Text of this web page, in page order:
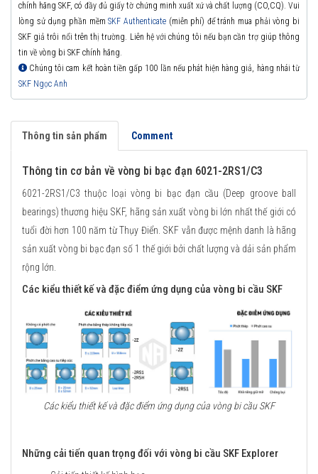
chính hãng SKF, có đầy đủ giấy tờ chứng minh xuất xứ và chất lượng (CO,CQ). Vui
lòng sử dụng phần mềmSKF Authenticate(miễn phí) để tránh mua phải vòng bi
SKF giả trôi nổi trên thị trường. Liên hệ với chúng tôi nếu bạn cần trợ giúp thông
tin về vòng bi SKF chính hãng.
Chúng tôi cam kết hoàn tiền gấp 100 lần nếu phát hiện hàng giả, hàng nhái từ
SKF Ngọc Anh
Thông tin sản phẩm Comment
Thông tin cơ bản về vòng bi bạc đạn 6021-2RS1/C3
6021-2RS1/C3 thuộc loại vòng bi bạc đạn cầu (Deep groove ball
bearings) thương hiệu SKF, hãng sản xuất vòng bi lớn nhất thế giới có
tuổi đời hơn 100 năm từ Thụy Điển. SKF vẫn được mệnh danh là hãng
sản xuất vòng bi bạc đạn số 1 thế giới bởi chất lượng và dải sản phẩm
rộng lớn.
Các kiểu thiết kế và đặc điểm ứng dụng của vòng bi cầu SKF
Các kiểu thiết kế và đặc điểm ứng dụng của vòng bi cầu SKF
Những cải tiến quan trọng đối với vòng bi cầu SKF Explorer